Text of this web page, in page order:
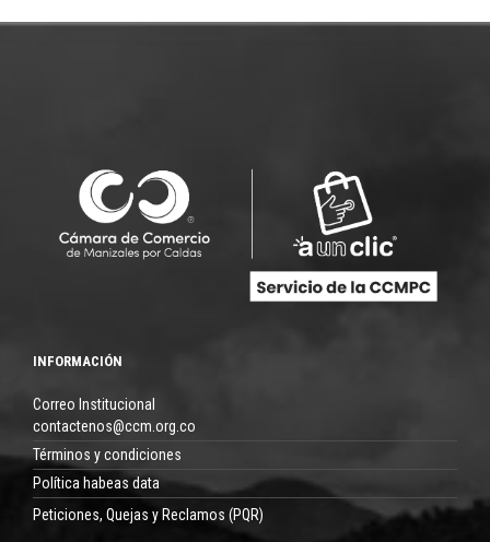
INFORMACIÓN
Correo Institucional
contactenos@ccm.org.co
Términos y condiciones
Política habeas data
Peticiones, Quejas y Reclamos (PQR)